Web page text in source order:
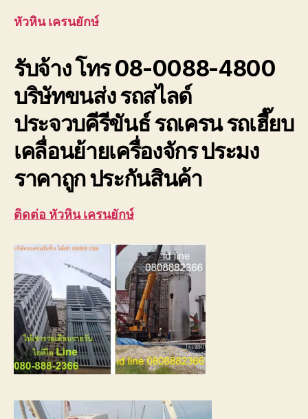
หัวหิน เครนยักษ์
รับจ้าง โทร 08-0088-4800
บริษัทขนส่ง รถสไลด์
ประจวบคีรีขันธ์ รถเครน รถเฮี๊ยบ
เคลื่อนย้ายเครื่องจักร ประมง
ราคาถูก ประกันสินค้า
ติดต่อ หัวหิน เครนยักษ์